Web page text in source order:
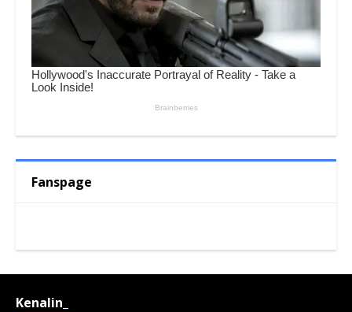
Fanspage
Kenalin_